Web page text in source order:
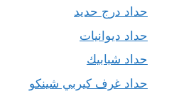
حداد درج حديد
حداد ديوانيات
حداد شبابيك
حداد غرف كيربي شينكو